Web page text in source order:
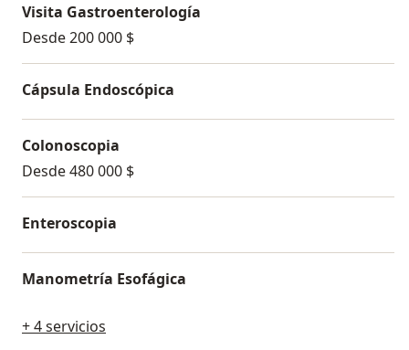
Visita Gastroenterología
Desde 200 000 $
Cápsula Endoscópica
Colonoscopia
Desde 480 000 $
Enteroscopia
Manometría Esofágica
+ 4 servicios